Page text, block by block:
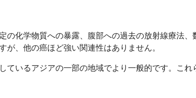
化学物質への暴露、腹部への過去の放射線療法
、他の癌ほど強い関連性はありません。
いるアジアの一部の地域でより一般的です。こ